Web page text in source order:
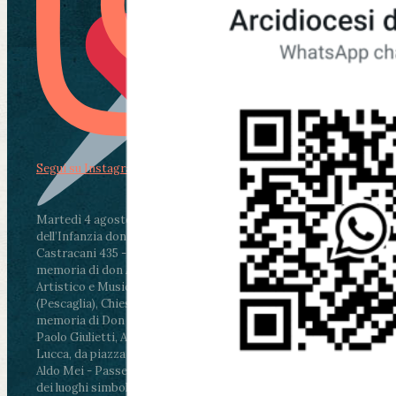
Martedì 4 agosto2026
ore 11:30 - Lucca, Scuola
dell’Infanzia don Aldo Mei - Viale Castruccio
Castracani 435 - Inaugurazione murales in
memoria di don Aldo Mei curato dal Liceo
Artistico e Musicale “Passaglia”
ore 18 - Fiano
(Pescaglia), Chiesa parrocchiale - Messa in
memoria di Don Aldo Mei celebrata da mons.
Paolo Giulietti, Arcivescovo di Lucca
ore 20.30 -
Lucca, da piazza San Michele al Cippo di don
Aldo Mei - Passeggiata della Memoria in alcuni
dei luoghi simbolo della città. Ritrovo alle ore
Segui su Instagram